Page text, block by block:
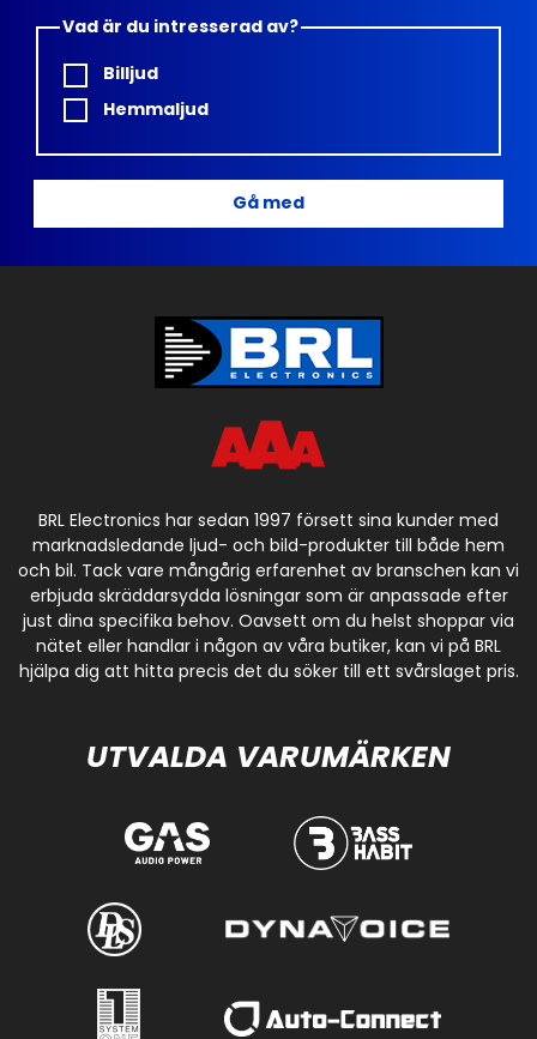
Vad är du intresserad av?
Billjud
Hemmaljud
Gå med
BRL Electronics har sedan 1997 försett sina kunder med
marknadsledande ljud- och bild-produkter till både hem
och bil. Tack vare mångårig erfarenhet av branschen kan vi
erbjuda skräddarsydda lösningar som är anpassade efter
just dina specifika behov. Oavsett om du helst shoppar via
nätet eller handlar i någon av våra butiker, kan vi på BRL
hjälpa dig att hitta precis det du söker till ett svårslaget pris.
UTVALDA VARUMÄRKEN